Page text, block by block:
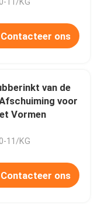
Contacteer ons
van de
voor
Vormen
11/KG
Contacteer ons